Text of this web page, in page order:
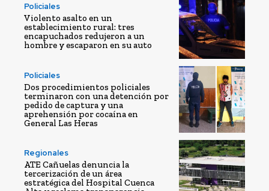
Policiales
Violento asalto en un
establecimiento rural: tres
encapuchados redujeron a un
hombre y escaparon en su auto
Policiales
Dos procedimientos policiales
terminaron con una detención por
pedido de captura y una
aprehensión por cocaína en
General Las Heras
Regionales
ATE Cañuelas denuncia la
tercerización de un área
estratégica del Hospital Cuenca